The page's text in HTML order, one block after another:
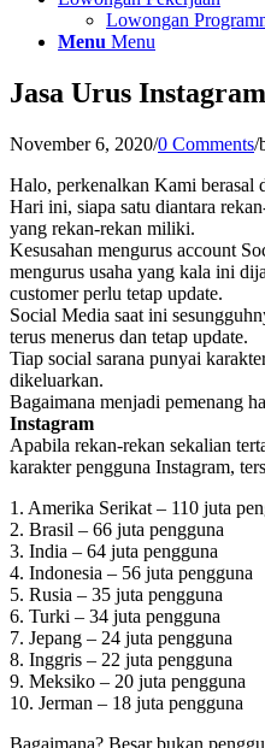
Lowongan
Menu Menu
Jasa Urus
November 6, 2020/0 Comments/
Halo, perkenalkan Kami berasal
Hari ini, siapa satu diantara
yang rekan-rekan miliki.
Kesusahan mengurus account
mengurus usaha yang kala ini
customer perlu tetap update.
Social Media saat ini
terus menerus dan tetap update.
Tiap social sarana punyai
dikeluarkan.
Bagaimana menjadi pemenang
Instagram
Apabila rekan-rekan sekalian
karakter pengguna Instagram,
1. Amerika Serikat – 110 juta
2. Brasil – 66 juta pengguna
3. India – 64 juta pengguna
4. Indonesia – 56 juta pengguna
5. Rusia – 35 juta pengguna
6. Turki – 34 juta pengguna
7. Jepang – 24 juta pengguna
8. Inggris – 22 juta pengguna
9. Meksiko – 20 juta pengguna
10. Jerman – 18 juta pengguna
Bagaimana? Besar bukan